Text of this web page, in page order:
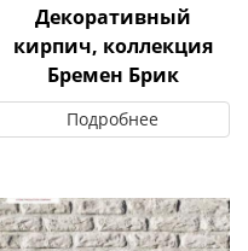
Декоративный
кирпич, коллекция
Бремен Брик
Подробнее